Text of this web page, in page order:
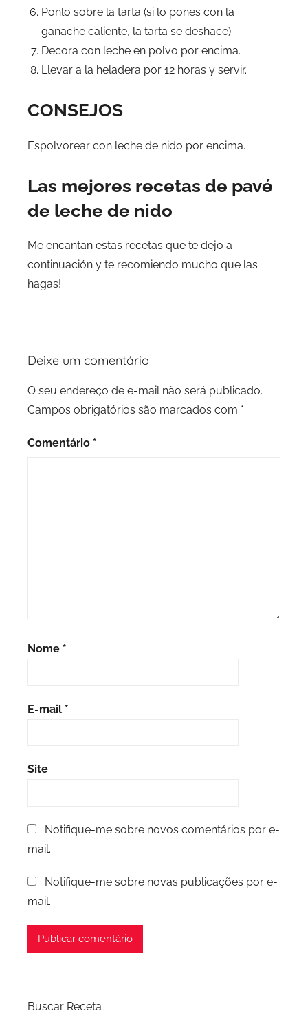
Ponlo sobre la tarta (si lo pones con la
ganache caliente, la tarta se deshace).
Decora con leche en polvo por encima.
Llevar a la heladera por 12 horas y servir.
CONSEJOS
Espolvorear con leche de nido por encima.
Las mejores recetas de pavé
de leche de nido
Me encantan estas recetas que te dejo a
continuación y te recomiendo mucho que las
hagas!
Deixe um comentário
O seu endereço de e-mail não será publicado.
Campos obrigatórios são marcados com *
Comentário *
Nome *
E-mail *
Site
Notifique-me sobre novos comentários por e-
mail.
Notifique-me sobre novas publicações por e-
mail.
Buscar Receta